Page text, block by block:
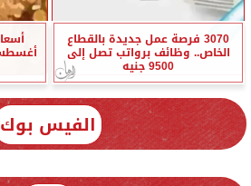
3070 فرصة عمل جديدة بالقطاع
الخاص.. وظائف برواتب تصل إلى
9500 جنيه
الفيس بوك